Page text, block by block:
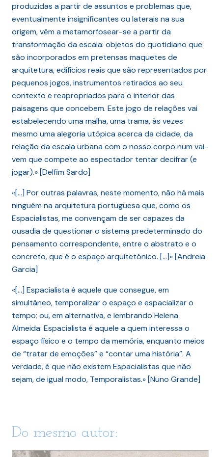
produzidas a partir de assuntos e problemas que,
eventualmente insignificantes ou laterais na sua
origem, vêm a metamorfosear-se a partir da
transformação da escala: objetos do quotidiano que
são incorporados em pretensas maquetes de
arquitetura, edifícios reais que são representados por
pequenos jogos, instrumentos retirados ao seu
contexto e reapropriados para o interior das
paisagens que concebem. Este jogo de relações vai
estabelecendo uma malha, uma trama, às vezes
mesmo uma alegoria utópica acerca da cidade, da
relação da escala urbana com o nosso corpo num vai-
vem que compete ao espectador tentar decifrar (e
jogar).» [Delfim Sardo]
«[…] Por outras palavras, neste momento, não há mais
ninguém na arquitetura portuguesa que, como os
Espacialistas, me convençam de ser capazes da
ousadia de questionar o sistema predeterminado do
pensamento correspondente, entre o abstrato e o
concreto, que é o espaço arquitetónico. […]» [Andreia
Garcia]
«[…] Espacialista é aquele que consegue, em
simultâneo, temporalizar o espaço e espacializar o
tempo; ou, em alternativa, e lembrando Helena
Almeida: Espacialista é aquele a quem interessa o
espaço físico e o tempo da memória, enquanto meios
de “tratar de emoções” e “contar uma história”. A
verdade, é que não existem Espacialistas que não
sejam, de igual modo, Temporalistas.» [Nuno Grande]
Do mesmo autor: